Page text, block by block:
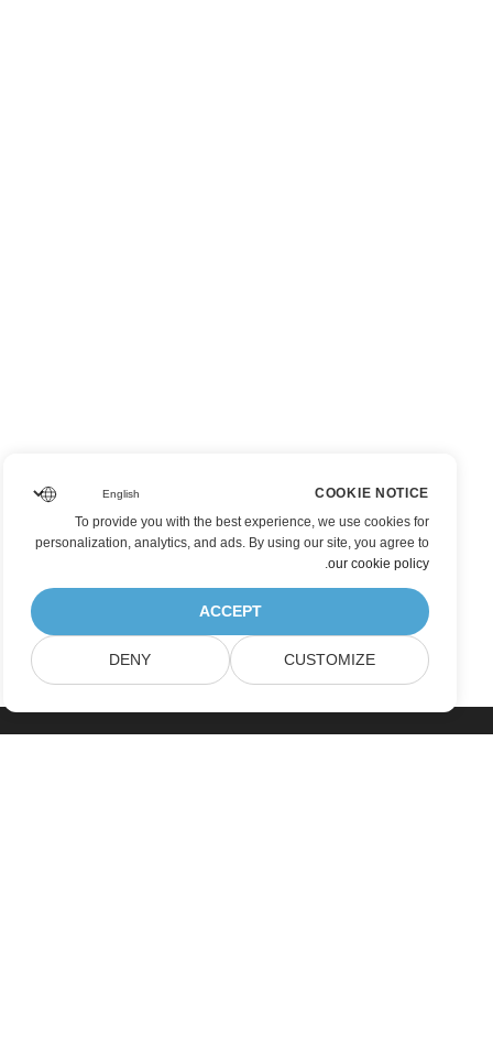
COOKIE NOTICE
To provide you with the best experience, we use cookies for
personalization, analytics, and ads. By using our site, you agree to
our cookie policy
.
ACCEPT
CUSTOMIZE
DENY